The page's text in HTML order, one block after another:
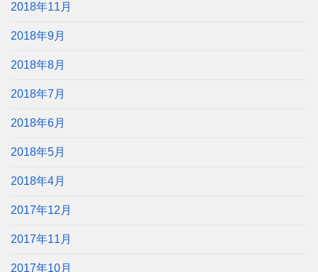
2018年11月
2018年9月
2018年8月
2018年7月
2018年6月
2018年5月
2018年4月
2017年12月
2017年11月
2017年10月